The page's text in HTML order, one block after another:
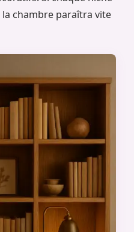
chambre paraîtra vite